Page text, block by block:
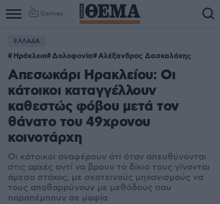
Games
ΕΛΛΑΔΑ
Ηράκλειο Δολοφονία Αλέξανδρος Δασκαλάκης
Απεσωκάρι Ηρακλείου: Οι
κάτοικοι καταγγέλλουν
καθεστώς φόβου μετά τον
θάνατο του 49χρονου
κοινοτάρχη
Οι κάτοικοι αναφέρουν ότι όταν απευθύνονται
στις αρχές αντί να βρουν το δίκιο τους γίνονται
άμεσα στόχος, με σκοτεινούς μηχανισμούς να
τους αποθαρρύνουν με μεθόδους που
παραπέμπουν σε μαφία